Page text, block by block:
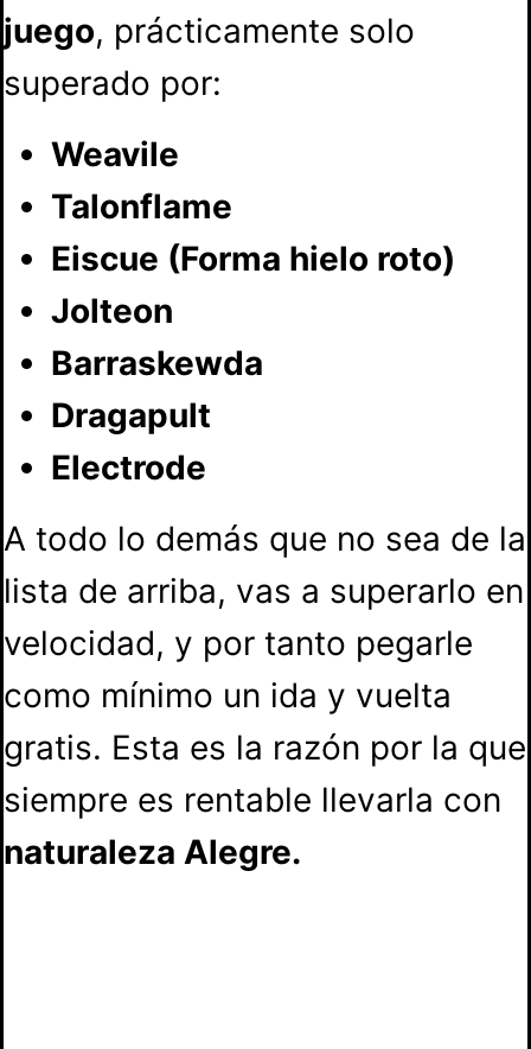
juego, prácticamente solo
superado por:
Weavile
Talonflame
Eiscue (Forma hielo roto)
Jolteon
Barraskewda
Dragapult
Electrode
A todo lo demás que no sea de la
lista de arriba, vas a superarlo en
velocidad, y por tanto pegarle
como mínimo un ida y vuelta
gratis. Esta es la razón por la que
siempre es rentable llevarla con
naturaleza Alegre.